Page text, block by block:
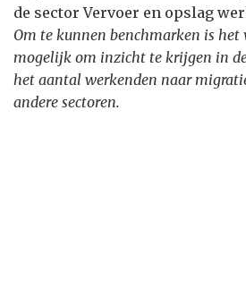
de sector Vervoer en opslag
Om te kunnen benchmarken is het
mogelijk om inzicht te krijgen in
het aantal werkenden naar
andere sectoren.